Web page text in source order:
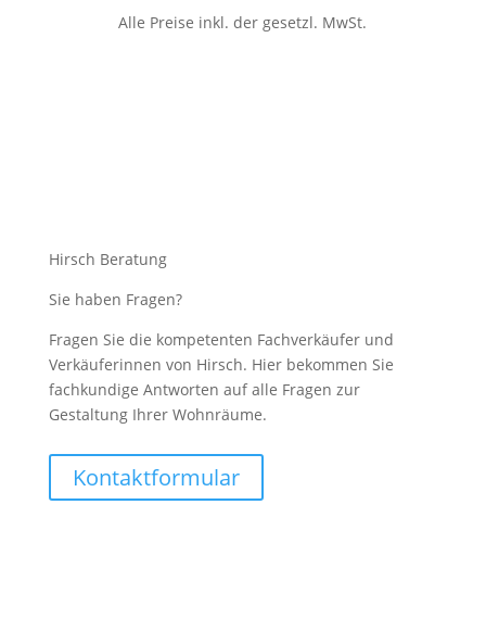
Alle Preise inkl. der gesetzl. MwSt.
Hirsch Beratung
Sie haben Fragen?
Fragen Sie die kompetenten Fachverkäufer und
Verkäuferinnen von Hirsch. Hier bekommen Sie
fachkundige Antworten auf alle Fragen zur
Gestaltung Ihrer Wohnräume.
Kontaktformular